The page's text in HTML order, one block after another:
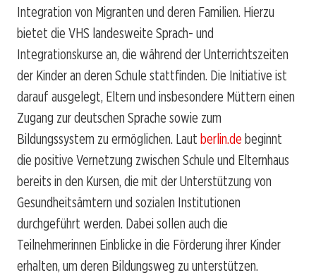
Integration von Migranten und deren Familien. Hierzu
bietet die VHS landesweite Sprach- und
Integrationskurse an, die während der Unterrichtszeiten
der Kinder an deren Schule stattfinden. Die Initiative ist
darauf ausgelegt, Eltern und insbesondere Müttern einen
Zugang zur deutschen Sprache sowie zum
Bildungssystem zu ermöglichen. Laut berlin.de beginnt
die positive Vernetzung zwischen Schule und Elternhaus
bereits in den Kursen, die mit der Unterstützung von
Gesundheitsämtern und sozialen Institutionen
durchgeführt werden. Dabei sollen auch die
Teilnehmerinnen Einblicke in die Förderung ihrer Kinder
erhalten, um deren Bildungsweg zu unterstützen.